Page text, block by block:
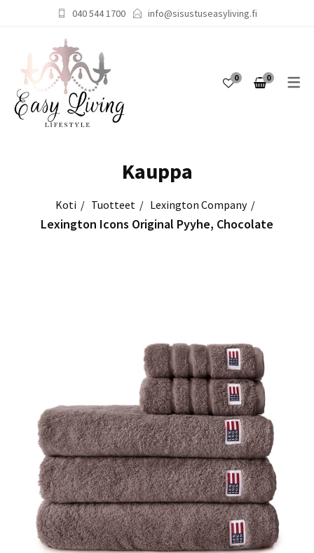
040 544 1700 info@sisustuseasyliving.fi
0 0
Kauppa
Tuotteet Lexington Company
Lexington Icons Original Pyyhe, Chocolate